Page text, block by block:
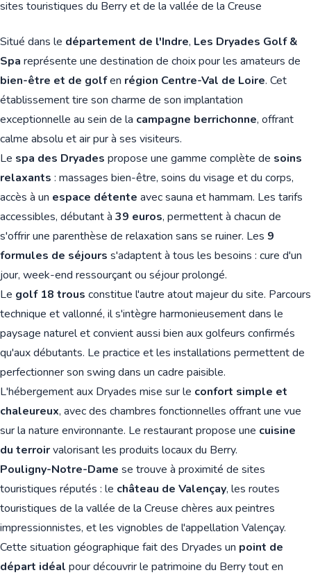
sites touristiques du Berry et de la vallée de la Creuse
Situé dans le département de l'Indre, Les Dryades Golf &
Spa représente une destination de choix pour les amateurs de
bien-être et de golfen région Centre-Val de Loire. Cet
établissement tire son charme de son implantation
exceptionnelle au sein de la campagne berrichonne, offrant
calme absolu et air pur à ses visiteurs.
Le spa des Dryades propose une gamme complète de soins
relaxants : massages bien-être, soins du visage et du corps,
accès à un espace détente avec sauna et hammam. Les tarifs
accessibles, débutant à 39 euros, permettent à chacun de
s'offrir une parenthèse de relaxation sans se ruiner. Les 9
formules de séjours s'adaptent à tous les besoins : cure d'un
jour, week-end ressourçant ou séjour prolongé.
Le golf 18 trous constitue l'autre atout majeur du site. Parcours
technique et vallonné, il s'intègre harmonieusement dans le
paysage naturel et convient aussi bien aux golfeurs confirmés
qu'aux débutants. Le practice et les installations permettent de
perfectionner son swing dans un cadre paisible.
L'hébergement aux Dryades mise sur le confort simple et
chaleureux, avec des chambres fonctionnelles offrant une vue
sur la nature environnante. Le restaurant propose une cuisine
du terroirvalorisant les produits locaux du Berry.
Pouligny-Notre-Dame se trouve à proximité de sites
touristiques réputés : le château de Valençay, les routes
touristiques de la vallée de la Creuse chères aux peintres
impressionnistes, et les vignobles de l'appellation Valençay.
Cette situation géographique fait des Dryades un point de
départ idéal pour découvrir le patrimoine du Berry tout en